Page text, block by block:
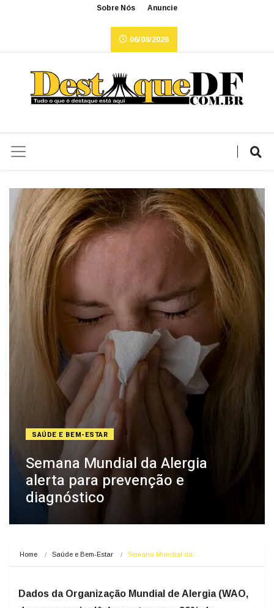
Sobre Nós Anuncie
06/08/2026
SAÚDE E BEM-ESTAR
Semana Mundial da Alergia
alerta para prevenção e
diagnóstico
Home Saúde e Bem-Estar Semana Mundial da…
Dados da Organização Mundial de Alergia (WAO,